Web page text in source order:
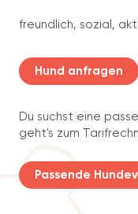
freundlich, sozial,
Hund anfragen
Du suchst eine
geht's zum
Passende